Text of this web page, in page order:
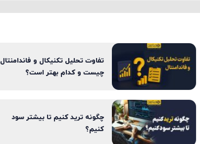
تفاوت تحلیل تکنیکال و فاندامنتال
چیست و کدام بهتر است؟
چگونه ترید کنیم تا بیشتر سود
کنیم؟